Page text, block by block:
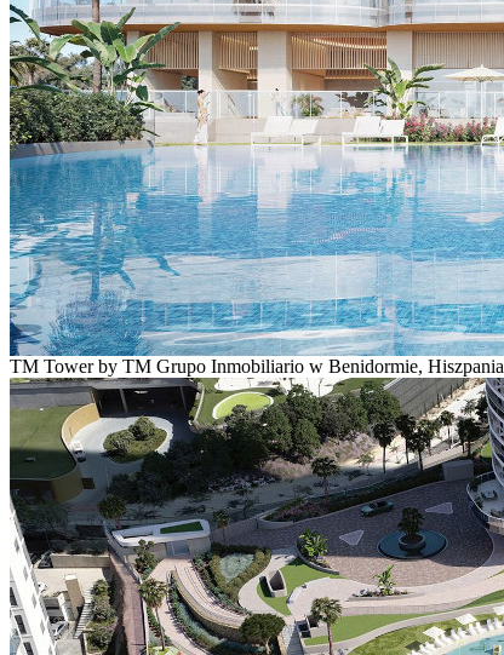
TM Tower by TM Grupo Inmobiliario w Benidormie, Hiszpania